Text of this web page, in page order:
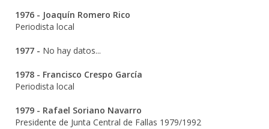
1976 - Joaquín Romero Rico
Periodista local
1977 - No hay datos...
1978 - Francisco Crespo García
Periodista local
1979 - Rafael Soriano Navarro
Presidente de Junta Central de Fallas 1979/1992